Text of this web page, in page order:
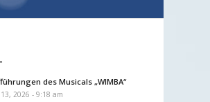
des Musicals „WIMBA“
2026 - 9:18 am